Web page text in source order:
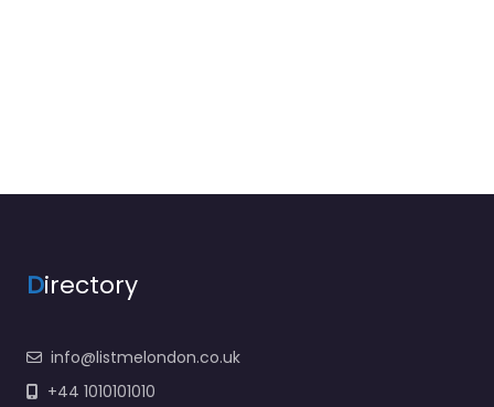
Directory
info@listmelondon.co.uk
+44 1010101010